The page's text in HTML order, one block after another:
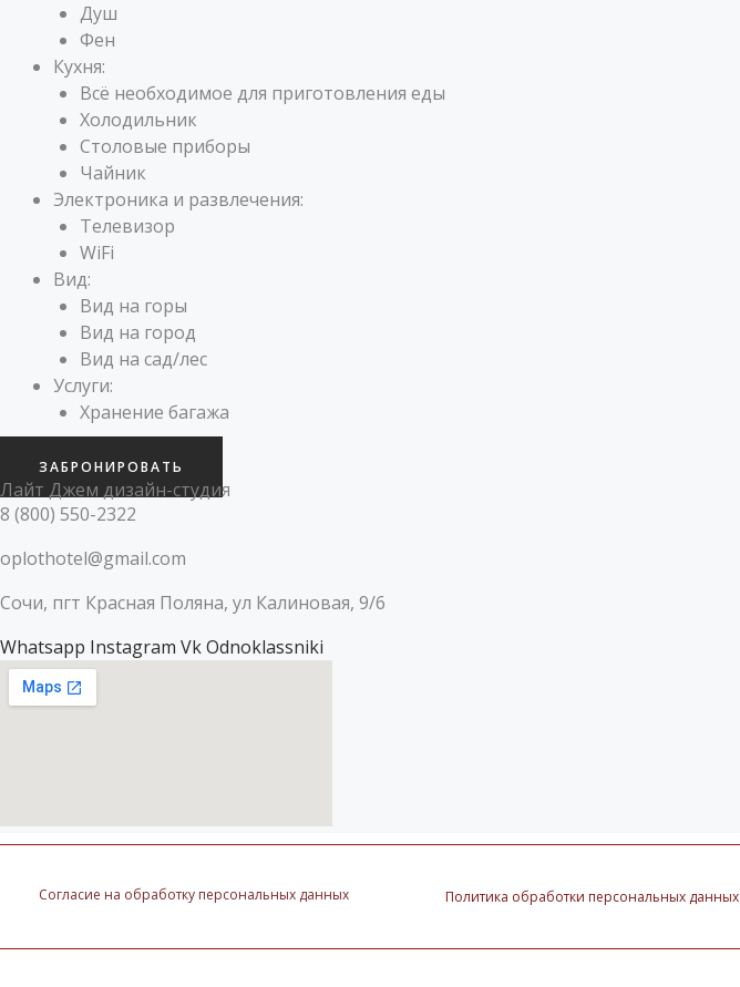
Душ
Фен
Кухня:
Всё необходимое для приготовления еды
Холодильник
Столовые приборы
Чайник
Электроника и развлечения:
Телевизор
WiFi
Вид:
Вид на горы
Вид на город
Вид на сад/лес
Услуги:
Хранение багажа
ЗАБРОНИРОВАТЬ
Лайт Джем дизайн-студия
8 (800) 550-2322
oplothotel@gmail.com
Сочи, пгт Красная Поляна, ул Калиновая, 9/6
Whatsapp Instagram VkOdnoklassniki
Согласие на обработку персональных данных Политика обработки персональных данных